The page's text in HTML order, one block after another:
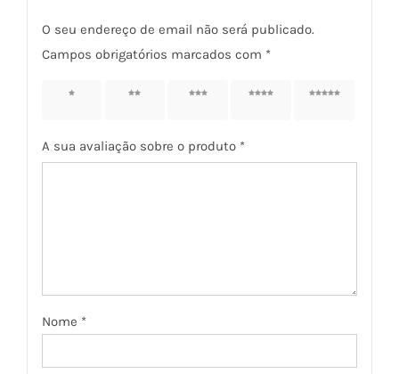
O seu endereço de email não será publicado.
Campos obrigatórios marcados com *
1 of 5
2 of 5
3 of 5
4 of 5
5 of 5
A sua avaliação sobre o produto *
Nome *